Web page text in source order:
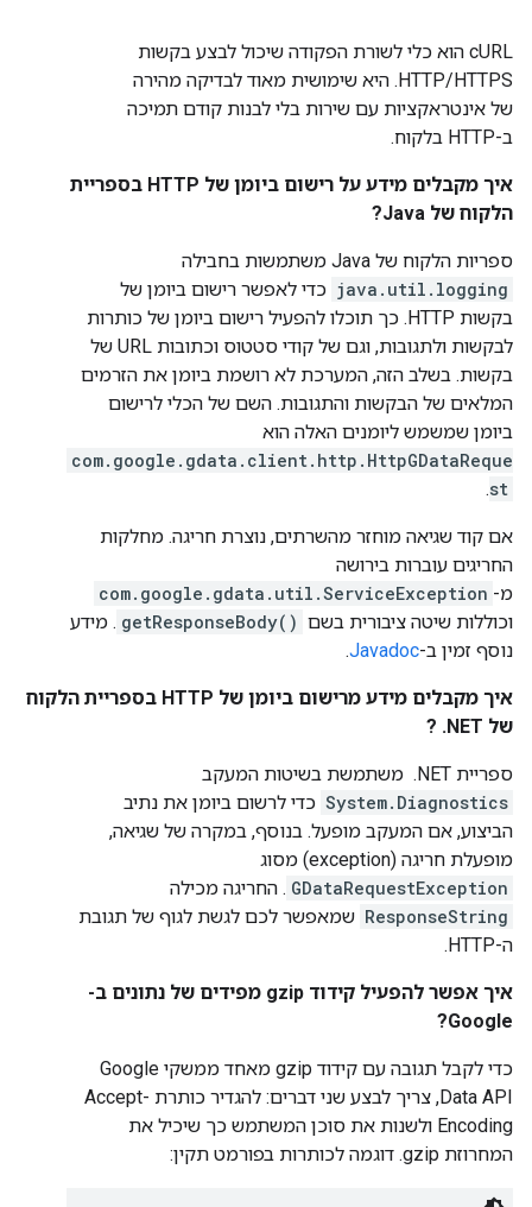
cURL הוא כלי לשורת הפקודה שיכול לבצע בקשות
HTTP/HTTPS. היא שימושית מאוד לבדיקה מהירה
של אינטראקציות עם שירות בלי לבנות קודם תמיכה
ב-HTTP בלקוח.
איך מקבלים מידע על רישום ביומן של HTTP בספריית
הלקוח של Java?
ספריות הלקוח של Java משתמשות בחבילה
java.util.logging כדי לאפשר רישום ביומן של
בקשות HTTP. כך תוכלו להפעיל רישום ביומן של כותרות
לבקשות ולתגובות, וגם של קודי סטטוס וכתובות URL של
בקשות. בשלב הזה, המערכת לא רושמת ביומן את הזרמים
המלאים של הבקשות והתגובות. השם של הכלי לרישום
ביומן שמשמש ליומנים האלה הוא
com.google.gdata.client.http.HttpGDataReque
st
.
אם קוד שגיאה מוחזר מהשרתים, נוצרת חריגה. מחלקות
החריגים עוברות בירושה
מ- com.google.gdata.util.ServiceException
וכוללות שיטה ציבורית בשם getResponseBody() . מידע
נוסף זמין ב-Javadoc
.
איך מקבלים מידע מרישום ביומן של HTTP בספריית הלקוח
של ‎ .NET?
ספריית ‎ .NET משתמשת בשיטות המעקב
System.Diagnostics כדי לרשום ביומן את נתיב
הביצוע, אם המעקב מופעל. בנוסף, במקרה של שגיאה,
מופעלת חריגה (exception) מסוג
GDataRequestException . החריגה מכילה
ResponseString שמאפשר לכם לגשת לגוף של תגובת
ה-HTTP.
איך אפשר להפעיל קידוד gzip מפידים של נתונים ב-
Google?
כדי לקבל תגובה עם קידוד gzip מאחד ממשקי Google
Data API, צריך לבצע שני דברים: להגדיר כותרת Accept-
Encoding ולשנות את סוכן המשתמש כך שיכיל את
המחרוזת gzip. דוגמה לכותרות בפורמט תקין: